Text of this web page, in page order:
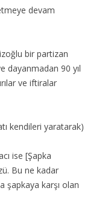
devam
bir partizan
dayanmadan 90 yıl
ve iftiralar
kendileri yaratarak)
ise [Şapka
Bu ne kadar
şapkaya karşı olan